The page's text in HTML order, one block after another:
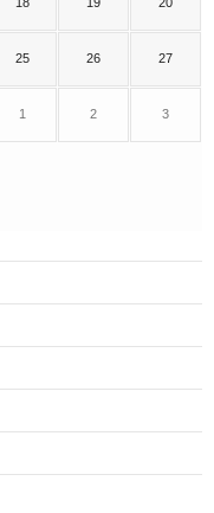
18 19 20
25 26 27
1 2 3